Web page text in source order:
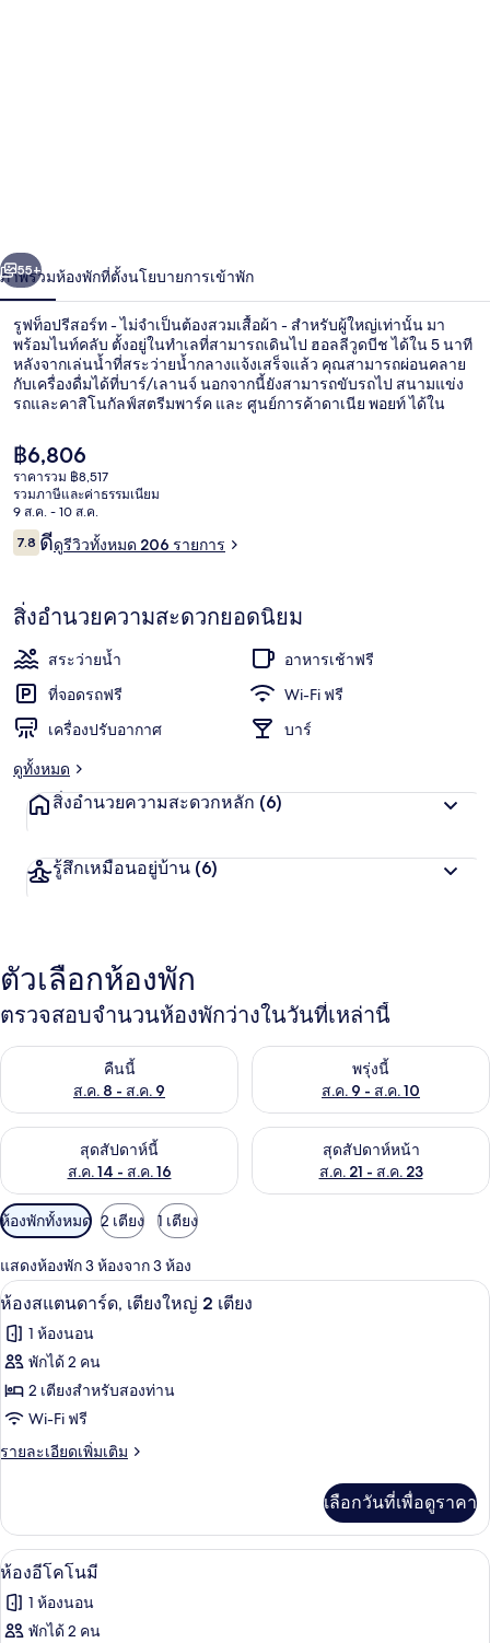
ไม่
จำเป็น
ต้อง
สวม
เสื้อผ้า
สำหรับ
ผู้ใหญ่
เท่านั้น
า
ถัดไป
55+
ภาพรวมห้องพักที่ตั้งนโยบายการเข้าพัก
รูฟท็อปรีสอร์ท - ไม่จำเป็นต้องสวมเสื้อผ้า - สำหรับผู้ใหญ่เท่านั้น มา
พร้อมไนท์คลับ ตั้งอยู่ในทำเลที่สามารถเดินไป ฮอลลีวูดบีช ได้ใน 5 นาที
หลังจากเล่นน้ำที่สระว่ายน้ำกลางแจ้งเสร็จแล้ว คุณสามารถผ่อนคลาย
กับเครื่องดื่มได้ที่บาร์/เลานจ์ นอกจากนี้ยังสามารถขับรถไป สนามแข่ง
รถและคาสิโนกัลฟ์สตรีมพาร์ค และ ศูนย์การค้าดาเนีย พอยท์ ได้ใน
ราคา
ปัจจุบัน
฿6,806
฿6,806
ราคารวม ฿8,517
รวมภาษีและค่าธรรมเนียม
9 ส.ค. - 10 ส.ค.
รีวิว
7.87.8 จาก 10
ดีดูรีวิวทั้งหมด 206 รายการ
สิ่งอำนวยความสะดวกยอดนิยม
สระว่ายน้ำ
อาหารเช้าฟรี
ที่จอดรถฟรี
Wi-Fi ฟรี
เครื่องปรับอากาศ
บาร์
ดูทั้งหมด
สิ่งอำนวยความสะดวกหลัก (6)
รู้สึกเหมือนอยู่บ้าน (6)
ตัวเลือกห้องพัก
ตรวจสอบจำนวนห้องพักว่างในวันที่เหล่านี้
คืนนี้
ส.ค. 8 - ส.ค. 9
ตรวจสอบจำนวนห้องพักว่างในคืนนี้ ส.ค. 8 - ส.ค. 9พรุ่งนี้
ส.ค. 9 - ส.ค. 10
ตรวจสอบจำนวนห้องพักว่างใน
สุดสัปดาห์นี้
ส.ค. 14 - ส.ค. 16
ตรวจสอบจำนวนห้องพักว่างในสุดสัปดาห์นี้ ส.ค. 14 - ส.ค. 16
สุดสัปดาห์หน้า
ส.ค. 21 - ส.ค. 23
ตรวจสอบจำนวนห้องพักว่างใน
ตัว
กรอง
ที่
มี
ให้
สำหรับ
ห้อง
พัก
ห้องพักทั้งหมด 2 เตียง 1 เตียง
แสดงห้องพัก 3 ห้องจาก 3 ห้อง
เปิด
ภาพถ่าย
ทั้งหมด
ของ
ห้อง
สแตนดาร์ด,
ใหญ่
2
เตียง
ห้องสแตนดาร์ด, เตียงใหญ่ 2 เตียง | โ
6
ห้องสแตนดาร์ด, เตียงใหญ่ 2 เตียง
1 ห้องนอน
พักได้ 2 คน
2 เตียงสำหรับสองท่าน
Wi-Fi ฟรี
รายละเอียดเพิ่มเติม
ราย
เกี่ยว
กับ
ห้อง
เตียง
ใหญ่
เลือกวันที่เพื่อดูราคา
เปิด
ภาพถ่าย
ทั้งหมด
ห้องอีโคโนมี | โต๊ะทำงาน, เตารีด/โต๊
9
ห้องอีโคโนมี
1 ห้องนอน
พักได้ 2 คน